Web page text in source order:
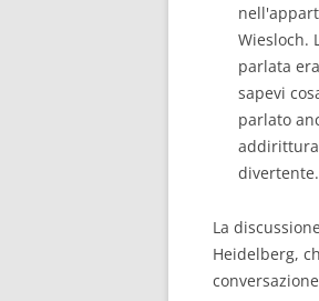
Wiesloch.
parlata
sapevi
parlato
addirittura
divertente.
La
Heidelberg,